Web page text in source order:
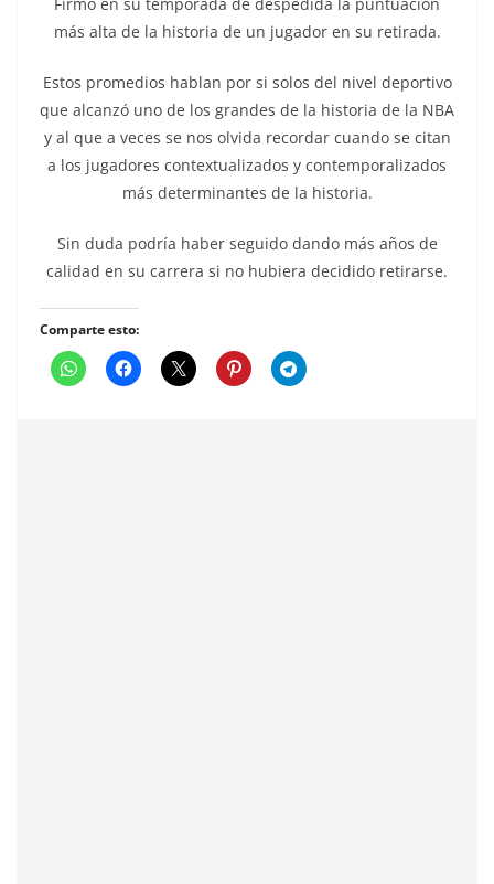
más alta de la historia de un jugador en su retirada.
Estos promedios hablan por si solos del nivel deportivo
que alcanzó uno de los grandes de la historia de la NBA
y al que a veces se nos olvida recordar cuando se citan
a los jugadores contextualizados y contemporalizados
más determinantes de la historia.
Sin duda podría haber seguido dando más años de
calidad en su carrera si no hubiera decidido retirarse.
Comparte esto: